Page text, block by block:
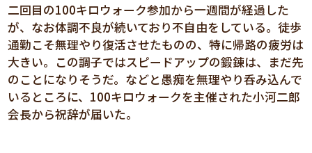
二回目の100キロウォーク参加から一週間が経過した
が、なお体調不良が続いており不自由をしている。徒歩
通勤こそ無理やり復活させたものの、特に帰路の疲労は
大きい。この調子ではスピードアップの鍛錬は、まだ先
のことになりそうだ。などと愚痴を無理やり呑み込んで
いるところに、100キロウォークを主催された小河二郎
会長から祝辞が届いた。